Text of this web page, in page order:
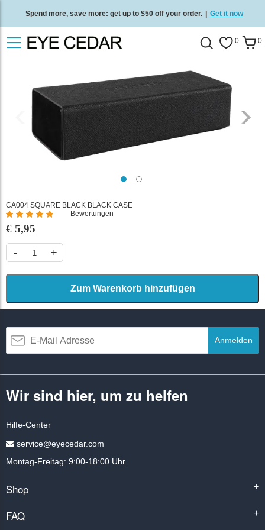
Spend more, save more: get up to $50 off your order. | Get it now
Free standard delivery on all orders Shop now 0 0
CA004 SQUARE BLACK BLACK CASE
%
of
100
Bewertungen
€ 5,95
- +
Zum Warenkorb hinzufügen
Anmelden
Wir sind hier, um zu helfen
Hilfe-Center
service@eyecedar.com
Montag-Freitag: 9:00-18:00 Uhr
Shop +
FAQ +